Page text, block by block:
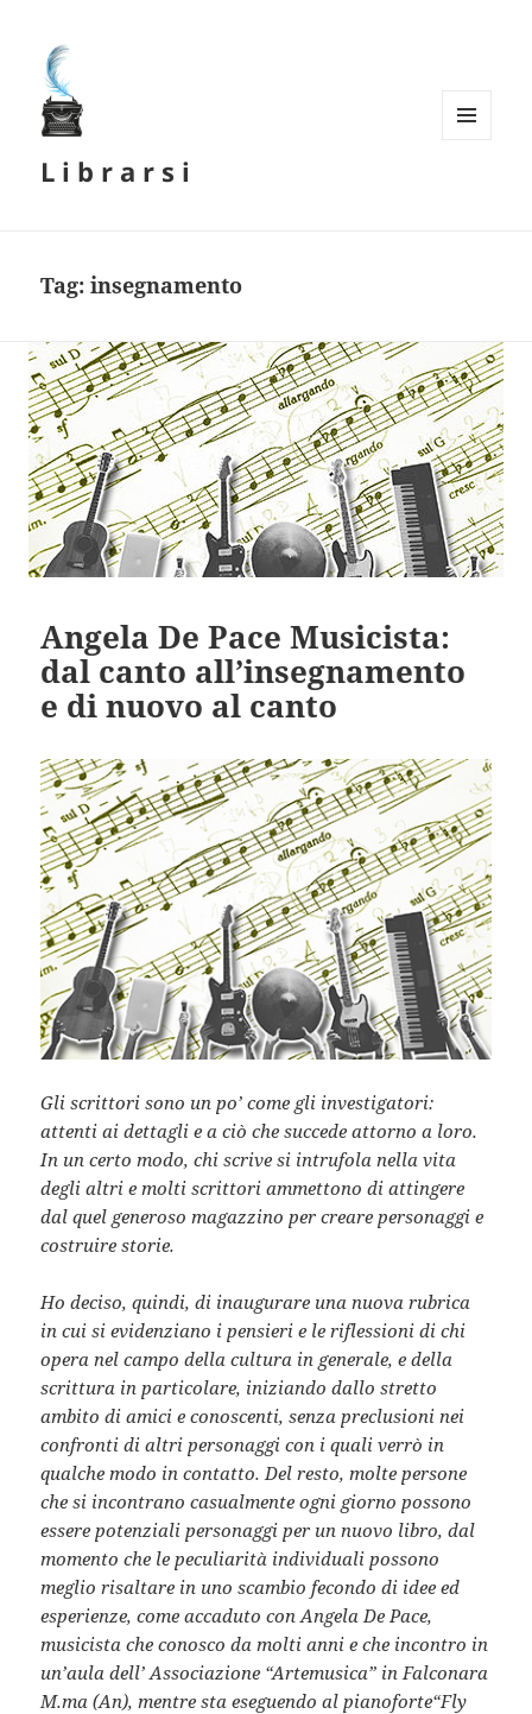
L i b r a r s i
Tag:insegnamento
Angela De Pace Musicista:
dal canto all’insegnamento
e di nuovo al canto
Gli scrittori sono un po’ come gli investigatori:
attenti ai dettagli e a ciò che succede attorno a loro.
In un certo modo, chi scrive si intrufola nella vita
degli altri e molti scrittori ammettono di attingere
dal quel generoso magazzino per creare personaggi e
costruire storie.
Ho deciso, quindi, di inaugurare una nuova rubrica
in cui si evidenziano i pensieri e le riflessioni di chi
opera nel campo della cultura in generale, e della
scrittura in particolare, iniziando dallo stretto
ambito di amici e conoscenti, senza preclusioni nei
confronti di altri personaggi con i quali verrò in
qualche modo in contatto. Del resto, molte persone
che si incontrano casualmente ogni giorno possono
essere potenziali personaggi per un nuovo libro, dal
momento che le peculiarità individuali possono
meglio risaltare in uno scambio fecondo di idee ed
esperienze, come accaduto con Angela De Pace,
musicista che conosco da molti anni e che incontro in
un’aula dell’ Associazione “Artemusica” in Falconara
M.ma (An), mentre sta eseguendo al pianoforte“Fly